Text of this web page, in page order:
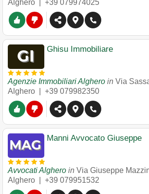
Alghero +39 079974025
Ghisu Immobiliare
Agenzie Immobiliari Alghero in Via
Alghero
+39 079982350
Manni Avvocato Giuseppe
Avvocati Alghero in Via Giuseppe
Alghero
+39 079951532